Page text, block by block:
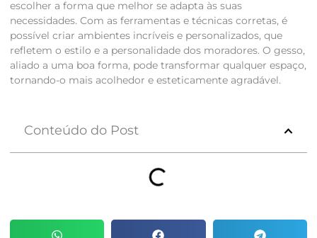
escolher a forma que melhor se adapta às suas
necessidades. Com as ferramentas e técnicas corretas, é
possível criar ambientes incríveis e personalizados, que
refletem o estilo e a personalidade dos moradores. O gesso,
aliado a uma boa forma, pode transformar qualquer espaço,
tornando-o mais acolhedor e esteticamente agradável.
Conteúdo do Post